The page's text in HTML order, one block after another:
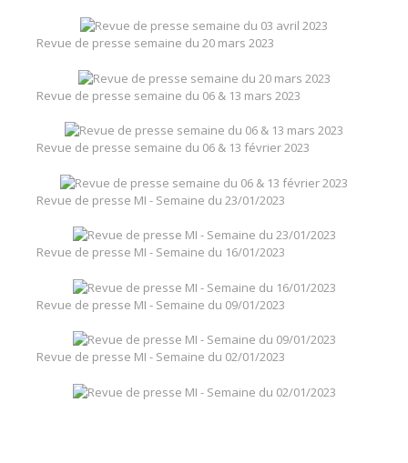
Revue de presse semaine du 20 mars 2023
Revue de presse semaine du 06 & 13 mars 2023
Revue de presse semaine du 06 & 13 février 2023
Revue de presse MI - Semaine du 23/01/2023
Revue de presse MI - Semaine du 16/01/2023
Revue de presse MI - Semaine du 09/01/2023
Revue de presse MI - Semaine du 02/01/2023